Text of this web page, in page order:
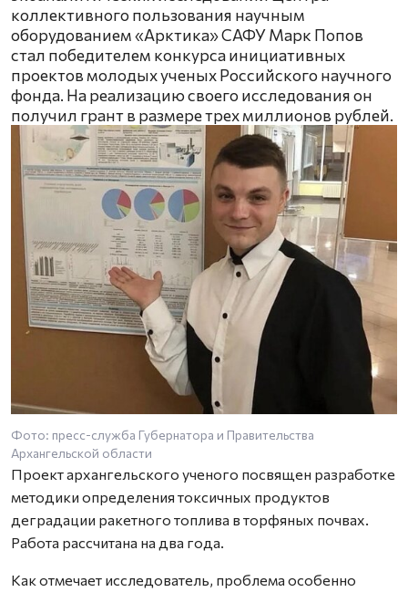
коллективного пользования научным
оборудованием «Арктика» САФУ Марк Попов
стал победителем конкурса инициативных
проектов молодых ученых Российского научного
фонда. На реализацию своего исследования он
получил грант в размере трех миллионов рублей.
Фото: пресс-служба Губернатора и Правительства
Архангельской области
Проект архангельского ученого посвящен разработке
методики определения токсичных продуктов
деградации ракетного топлива в торфяных почвах.
Работа рассчитана на два года.
Как отмечает исследователь, проблема особенно